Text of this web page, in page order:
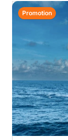
Promotion